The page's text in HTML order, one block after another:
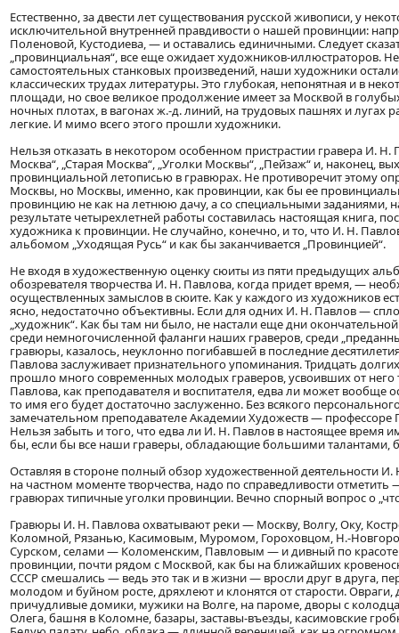
Естественно, за двести лет существования русской живописи, у
исключительной внутренней правдивости о нашей провинции:
Поленовой, Кустодиева, — и оставались единичными. Следует
„провинциальная“, все еще ожидает художников-иллюстраторов.
самостоятельных станковых произведений, наши художники
классических трудах литературы. Это глубокая, непонятная и в
площади, но свое великое продолжение имеет за Москвой в
ночных плотах, в вагонах ж.-д. линий, на трудовых пашнях и лугах
легкие. И мимо всего этого прошли художники.
Нельзя отказать в некотором особенном пристрастии гравера И.
Москва“, „Старая Москва“, „Уголки Москвы“, „Пейзаж“ и, наконец,
провинциальной летописью в гравюрах. Не противоречит этому
Москвы, но Москвы, именно, как провинции, как бы ее
провинцию не как на летнюю дачу, а со специальными заданиями,
результате четырехлетней работы составилась настоящая книга,
художника к провинции. Не случайно, конечно, и то, что И. Н.
альбомом „Уходящая Русь“ и как бы заканчивается „Провинцией“.
Не входя в художественную оценку сюиты из пяти предыдущих
обозревателя творчества И. Н. Павлова, когда придет время, —
осуществленных замыслов в сюите. Как у каждого из художников
ясно, недостаточно объективны. Если для одних И. Н. Павлов —
„художник“. Как бы там ни было, не настали еще дни
среди немногочисленной фаланги наших граверов, среди
гравюры, казалось, неуклонно погибавшей в последние
Павлова заслуживает признательного упоминания. Тридцать
прошло много современных молодых граверов, усвоивших от
Павлова, как преподавателя и воспитателя, едва ли может вообще
то имя его будет достаточно заслуженно. Без всякого
замечательном преподавателе Академии Художеств —
Нельзя забыть и того, что едва ли И. Н. Павлов в настоящее время
бы, если бы все наши граверы, обладающие большими талантами,
Оставляя в стороне полный обзор художественной деятельности
на частном моменте творчества, надо по справедливости
гравюрах типичные уголки провинции. Вечно спорный вопрос о
Гравюры И. Н. Павлова охватывают реки — Москву, Волгу, Оку,
Коломной, Рязанью, Касимовым, Муромом, Гороховцом, Н.-
Сурском, селами — Коломенским, Павловым — и дивный по красоте
провинции, почти рядом с Москвой, как бы на ближайших
СССР смешались — ведь это так и в жизни — вросли друг в друга,
молодом и буйном росте, дряхлеют и клонятся от старости.
причудливые домики, мужики на Волге, на пароме, дворы с
Олега, башня в Коломне, базары, заставы-въезды, касимовские